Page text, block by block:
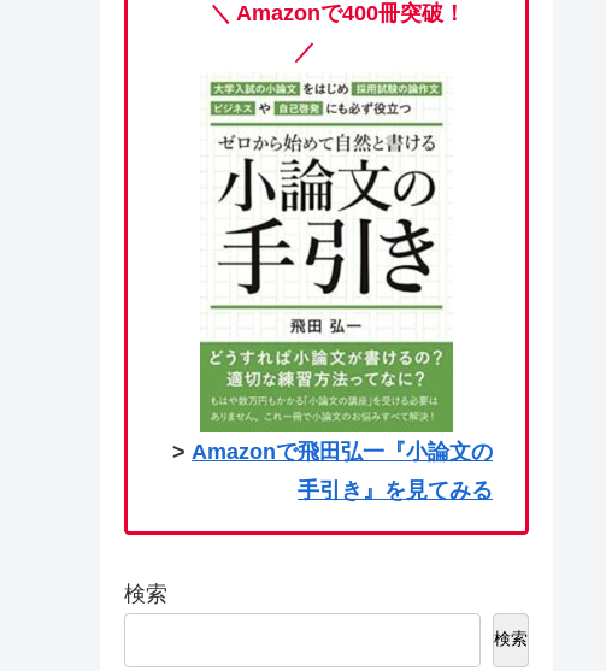
＼ Amazonで400冊突破！
／
> Amazonで飛田弘一『小論文の
手引き』を見てみる
検索
検索